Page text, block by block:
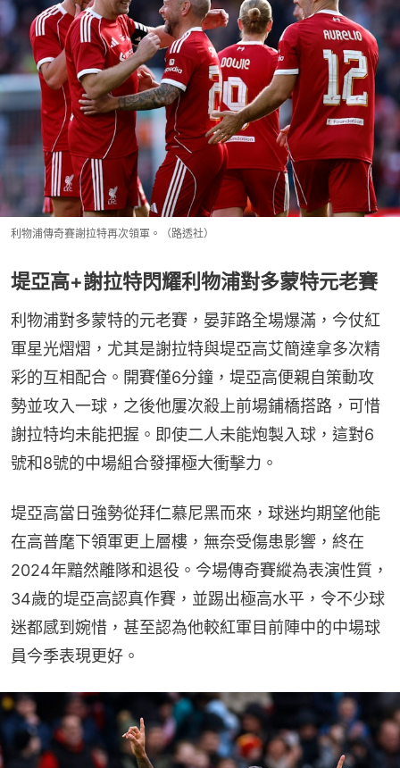
利物浦傳奇賽謝拉特再次領軍。（路透社）
堤亞高+謝拉特閃耀利物浦對多蒙特元老賽
利物浦對多蒙特的元老賽，晏菲路全場爆滿，今仗紅
軍星光熠熠，尤其是謝拉特與堤亞高艾簡達拿多次精
彩的互相配合。開賽僅6分鐘，堤亞高便親自策動攻
勢並攻入一球，之後他屢次殺上前場鋪橋搭路，可惜
謝拉特均未能把握。即使二人未能炮製入球，這對6
號和8號的中場組合發揮極大衝擊力。
堤亞高當日強勢從拜仁慕尼黑而來，球迷均期望他能
在高普麾下領軍更上層樓，無奈受傷患影響，終在
2024年黯然離隊和退役。今場傳奇賽縱為表演性質，
34歲的堤亞高認真作賽，並踢出極高水平，令不少球
迷都感到婉惜，甚至認為他較紅軍目前陣中的中場球
員今季表現更好。